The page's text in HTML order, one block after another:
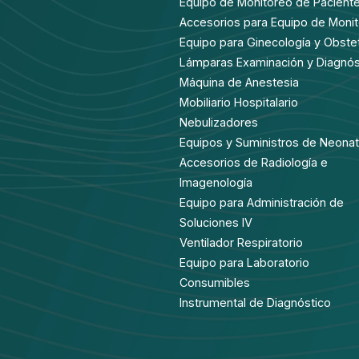
Accesorios para Equipo de
Equipo para Ginecología y
Lámparas Examinación y
Máquina de Anestesia
Mobiliario Hospitalario
Nebulizadores
Equipos y Suministros de
Accesorios de Radiología e
Imagenología
Equipo para Administración de
Soluciones IV
Ventilador Respiratorio
Equipo para Laboratorio
Consumibles
Instrumental de Diagnóstico